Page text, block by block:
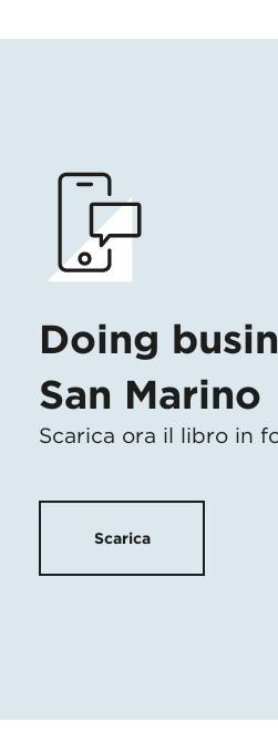
Doing
San Marino
Scarica ora il libro in
Scarica